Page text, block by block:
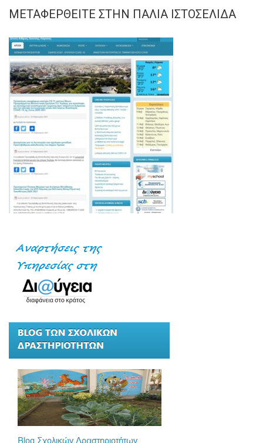
ΜΕΤΑΦΕΡΘΕΊΤΕ ΣΤΗΝ ΠΑΛΙΆ ΙΣΤΟΣΕΛΊΔΑ